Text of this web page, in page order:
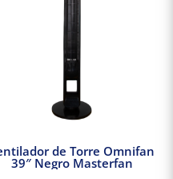
de Torre Omnifan
39″ Negro Masterfan
$1,199.00.